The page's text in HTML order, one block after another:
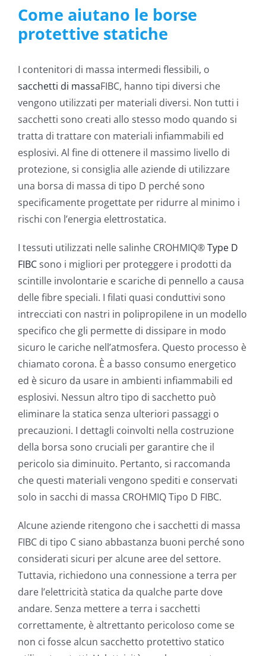
Come aiutano le borse
protettive statiche
I contenitori di massa intermedi flessibili, o
sacchetti di massaFIBC, hanno tipi diversi che
vengono utilizzati per materiali diversi. Non tutti i
sacchetti sono creati allo stesso modo quando si
tratta di trattare con materiali infiammabili ed
esplosivi. Al fine di ottenere il massimo livello di
protezione, si consiglia alle aziende di utilizzare
una borsa di massa di tipo D perché sono
specificamente progettate per ridurre al minimo i
rischi con l’energia elettrostatica.
I tessuti utilizzati nelle salinhe CROHMIQ®Type D
FIBCsono i migliori per proteggere i prodotti da
scintille involontarie e scariche di pennello a causa
delle fibre speciali. I filati quasi conduttivi sono
intrecciati con nastri in polipropilene in un modello
specifico che gli permette di dissipare in modo
sicuro le cariche nell’atmosfera. Questo processo è
chiamato corona. È a basso consumo energetico
ed è sicuro da usare in ambienti infiammabili ed
esplosivi. Nessun altro tipo di sacchetto può
eliminare la statica senza ulteriori passaggi o
precauzioni. I dettagli coinvolti nella costruzione
della borsa sono cruciali per garantire che il
pericolo sia diminuito. Pertanto, si raccomanda
che questi materiali vengono spediti e conservati
solo in sacchi di massa CROHMIQ Tipo D FIBC.
Alcune aziende ritengono che i sacchetti di massa
FIBC di tipo C siano abbastanza buoni perché sono
considerati sicuri per alcune aree del settore.
Tuttavia, richiedono una connessione a terra per
dare l’elettricità statica da qualche parte dove
andare. Senza mettere a terra i sacchetti
correttamente, è altrettanto pericoloso come se
non ci fosse alcun sacchetto protettivo statico